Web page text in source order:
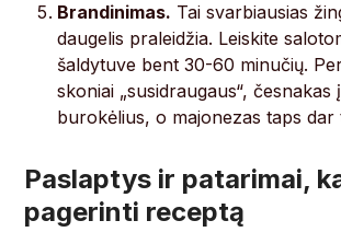
Brandinimas. Tai svarbiausias
daugelis praleidžia. Leiskite
šaldytuve bent 30-60 minučių.
skoniai „susidraugaus“, česnakas
burokėlius, o majonezas taps dar
Paslaptys ir patarimai,
pagerinti receptą